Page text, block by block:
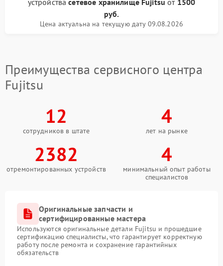
устройствасетевое хранилище Fujitsu от 1500
руб.
Цена актуальна на текущую дату 09.08.2026
Преимущества сервисного центра
Fujitsu
12
сотрудников в штате
4
лет на рынке
2382
отремонтированных устройств
4
минимальный опыт работы
специалистов
Оригинальные запчасти и
сертифицированные мастера
Используются оригинальные детали Fujitsu и прошедшие
сертификацию специалисты, что гарантирует корректную
работу после ремонта и сохранение гарантийных
обязательств